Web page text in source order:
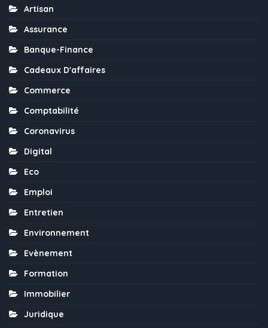
Artisan
Assurance
Banque-Finance
Cadeaux D'affaires
Commerce
Comptabilité
Coronavirus
Digital
Eco
Emploi
Entretien
Environnement
Evènement
Formation
Immobilier
Juridique